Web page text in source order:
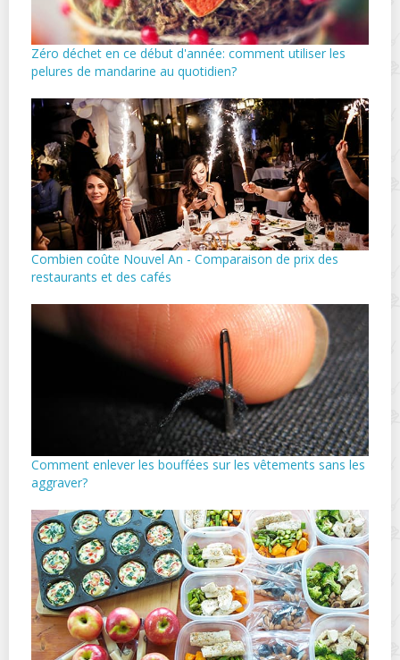
Zéro déchet en ce début d'année: comment utiliser les
pelures de mandarine au quotidien?
Combien coûte Nouvel An - Comparaison de prix des
restaurants et des cafés
Comment enlever les bouffées sur les vêtements sans les
aggraver?